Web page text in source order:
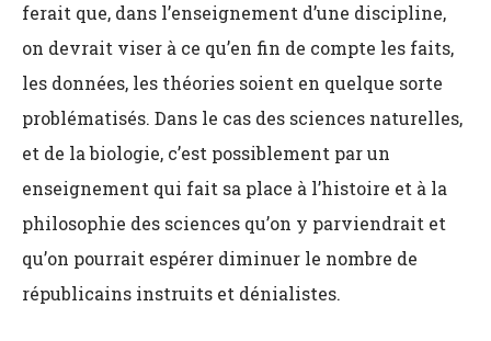
ferait que, dans l’enseignement d’une discipline,
on devrait viser à ce qu’en fin de compte les faits,
les données, les théories soient en quelque sorte
problématisés. Dans le cas des sciences naturelles,
et de la biologie, c’est possiblement par un
enseignement qui fait sa place à l’histoire et à la
philosophie des sciences qu’on y parviendrait et
qu’on pourrait espérer diminuer le nombre de
républicains instruits et dénialistes.